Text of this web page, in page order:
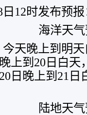
12时发布预
海洋天
天晚上到明
上到20日白
日晚上到21
陆地天